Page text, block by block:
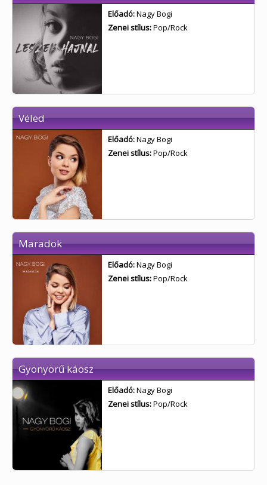
Előadó:Nagy Bogi
Zenei stílus:Pop/Rock
Véled
Előadó:Nagy Bogi
Zenei stílus:Pop/Rock
Maradok
Előadó:Nagy Bogi
Zenei stílus:Pop/Rock
Gyönyörű káosz
Előadó:Nagy Bogi
Zenei stílus:Pop/Rock